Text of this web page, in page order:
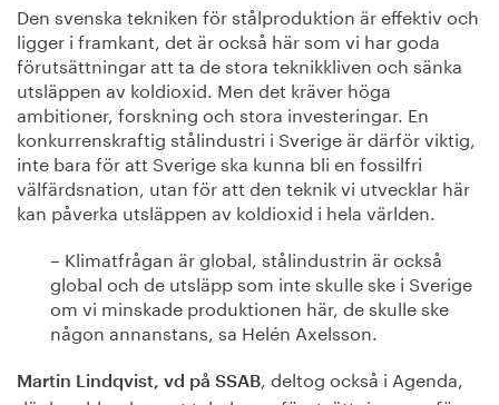
Den svenska tekniken för stålproduktion är effektiv och
ligger i framkant, det är också här som vi har goda
förutsättningar att ta de stora teknikkliven och sänka
utsläppen av koldioxid. Men det kräver höga
ambitioner, forskning och stora investeringar. En
konkurrenskraftig stålindustri i Sverige är därför viktig,
inte bara för att Sverige ska kunna bli en fossilfri
välfärdsnation, utan för att den teknik vi utvecklar här
kan påverka utsläppen av koldioxid i hela världen.
– Klimatfrågan är global, stålindustrin är också
global och de utsläpp som inte skulle ske i Sverige
om vi minskade produktionen här, de skulle ske
någon annanstans, sa Helén Axelsson.
Martin Lindqvist, vd på SSAB, deltog också i Agenda,